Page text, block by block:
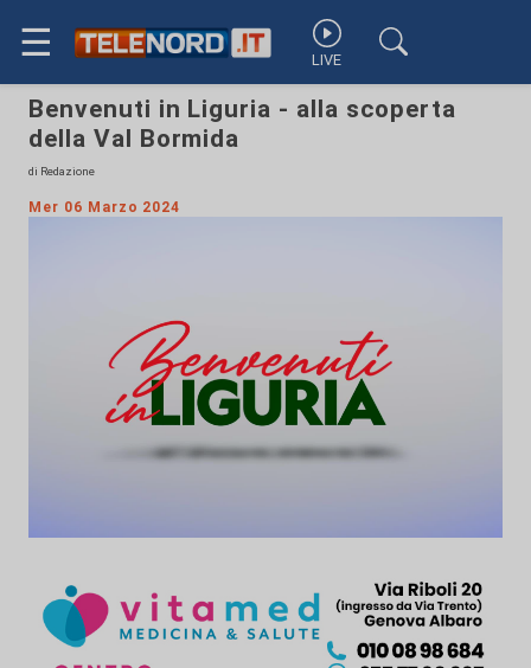
☰ LIVE
Benvenuti in Liguria - alla scoperta
della Val Bormida
di Redazione
Mer 06 Marzo 2024